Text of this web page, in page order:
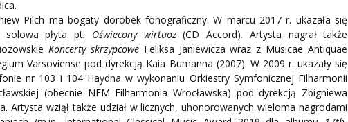
Pilch ma bogaty dorobek fonograficzny. W marcu 2017 r. ukazała się
solowa płyta pt. Oświecony wirtuoz(CD Accord). Artysta nagrał także
Koncerty skrzypcoweFeliksa Janiewicza wraz z Musicae Antiquae
Varsoviense pod dyrekcją Kaia Bumanna (2007). W 2009 r. ukazały się
nr 103 i 104 Haydna w wykonaniu Orkiestry Symfonicznej Filharmonii
(obecnie NFM Filharmonia Wrocławska) pod dyrekcją Zbigniewa
Artysta wziął także udział w licznych, uhonorowanych wieloma nagrodami